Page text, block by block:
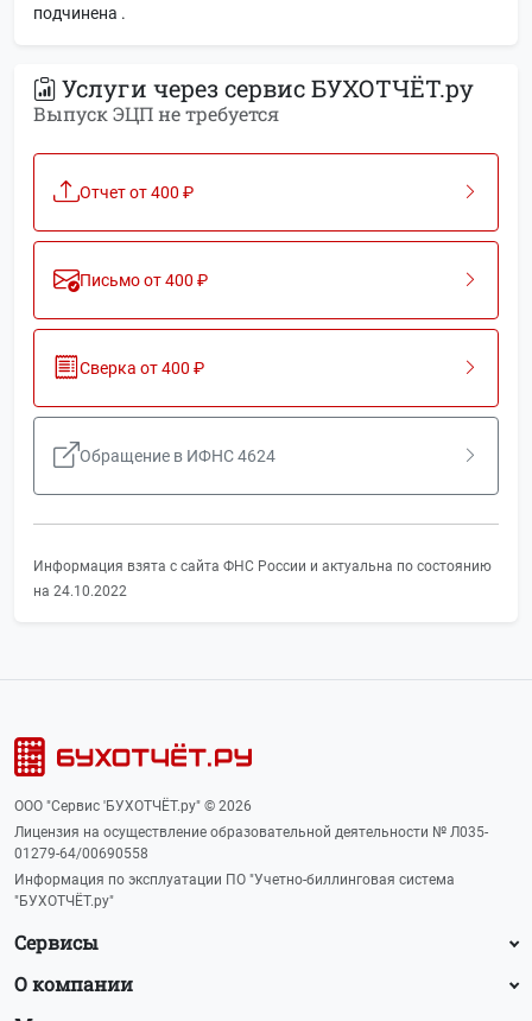
подчинена .
Услуги через сервис БУХОТЧЁТ.ру
Выпуск ЭЦП не требуется
Отчет от 400 ₽
Письмо от 400 ₽
Сверка от 400 ₽
Обращение в ИФНС 4624
Информация взята с сайта ФНС России и актуальна по состоянию
на 24.10.2022
ООО "Сервис 'БУХОТЧЁТ.ру" © 2026
Лицензия на осуществление образовательной деятельности № Л035-
01279-64/00690558
Информация по эксплуатации ПО "Учетно-биллинговая система
"БУХОТЧЁТ.ру"
Сервисы
О компании